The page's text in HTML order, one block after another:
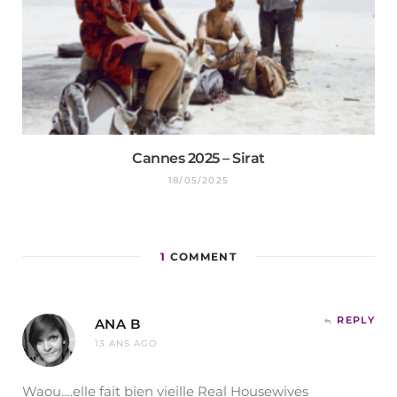
Cannes 2025 – Sirat
18/05/2025
1 COMMENT
ANA B
13 ANS AGO
REPLY
Waou….elle fait bien vieille Real Housewives